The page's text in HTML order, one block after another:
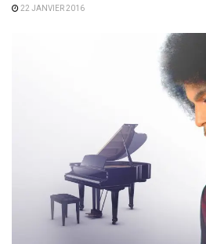
22 JANVIER 2016